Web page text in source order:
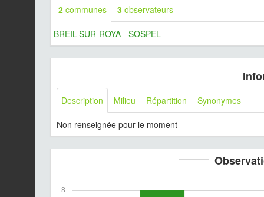
2 communes 3 observateurs
BREIL-SUR-ROYA - SOSPEL
Description Milieu Répartition Synonymes
Non renseignée pour le moment
8